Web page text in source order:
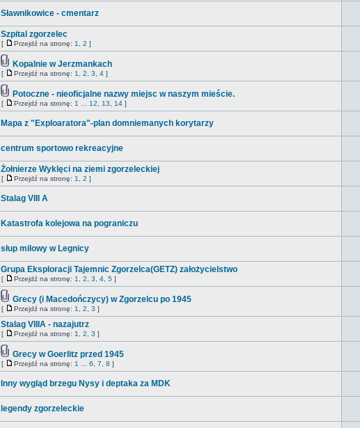
Sławnikowice - cmentarz
Szpital zgorzelec
[ Przejdź na stronę: 1 2 ]
Kopalnie w Jerzmankach
[ Przejdź na stronę: 1 2 3 4 ]
Potoczne - nieoficjalne nazwy miejsc w naszym mieście.
[ Przejdź na stronę: 1 12 13 14 ]
Mapa z "Exploaratora"-plan domniemanych korytarzy
centrum sportowo rekreacyjne
Żołnierze Wyklęci na ziemi zgorzeleckiej
[ Przejdź na stronę: 1 2 ]
Stalag VIII A
Katastrofa kolejowa na pograniczu
słup milowy w Legnicy
Grupa Eksploracji Tajemnic Zgorzelca(GETZ) założycielstwo
[ Przejdź na stronę: 1 2 3 4 5 ]
Grecy (i Macedończycy) w Zgorzelcu po 1945
[ Przejdź na stronę: 1 2 3 ]
Stalag VIIIA - nazajutrz
[ Przejdź na stronę: 1 2 3 ]
Grecy w Goerlitz przed 1945
[ Przejdź na stronę: 1 6 7 8 ]
Inny wygląd brzegu Nysy i deptaka za MDK
legendy zgorzeleckie